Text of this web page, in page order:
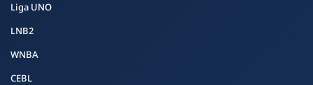
Liga UNO
LNB2
WNBA
CEBL